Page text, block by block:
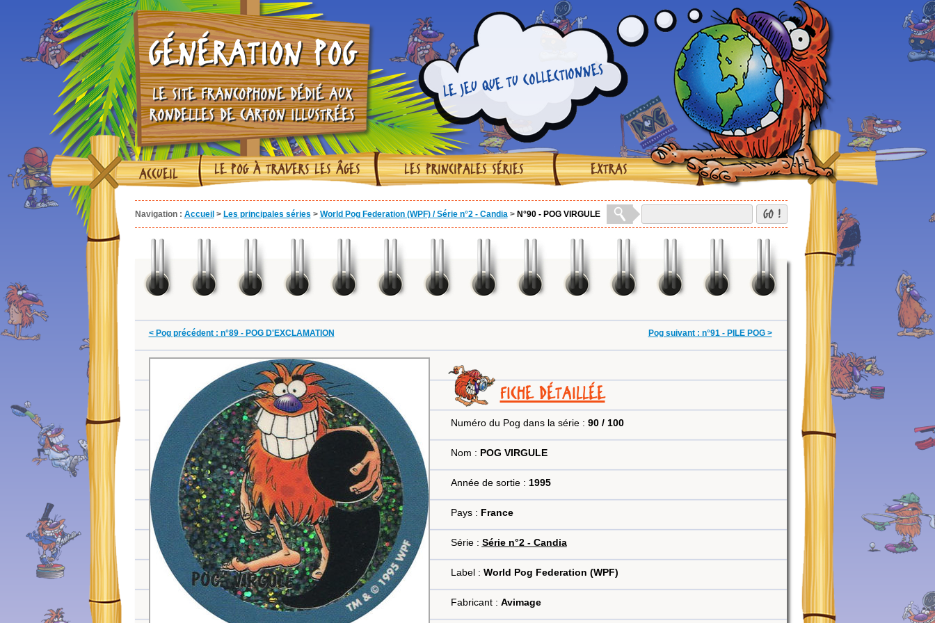
GÉNÉRATION POG
LE SITE FRANCOPHONE DÉDIÉ AUX
RONDELLES DE CARTON ILLUSTRÉES
LE JEU QUE TU COLLECTIONNES
ACCUEIL LE POG À TRAVERS LES ÂGES LES PRINCIPALES SÉRIES EXTRAS
Navigation : Accueil > Les principales séries > World Pog Federation (WPF) / Série n°2 - Candia > N°90 - POG VIRGULE GO !
< Pog précédent : n°89 - POG D'EXCLAMATION Pog suivant : n°91 - PILE POG >
FICHE DÉTAILLÉE
Numéro du Pog dans la série : 90 / 100
Nom : POG VIRGULE
Année de sortie : 1995
Pays : France
Série : Série n°2 - Candia
Label : World Pog Federation (WPF)
Fabricant : Avimage